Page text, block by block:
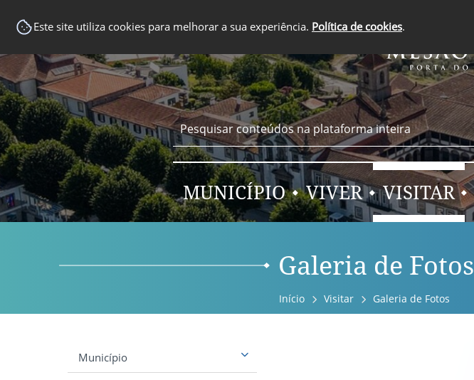
Este site utiliza cookies para melhorar a sua experiência. Política de cookies.
MUNICÍPIO VIVER VISITAR
Galeria de Fotos
Início Visitar Galeria de Fotos
Município